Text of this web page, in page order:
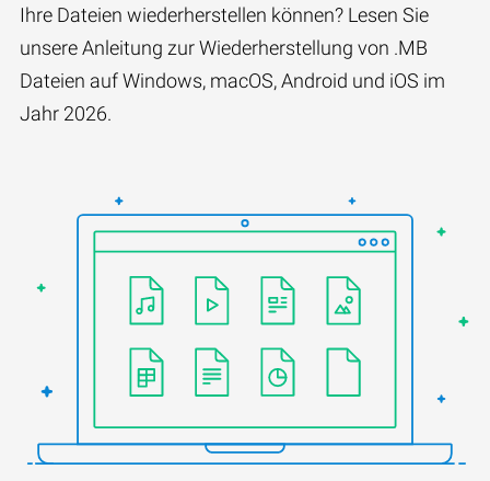
Ihre Dateien wiederherstellen können? Lesen Sie
unsere Anleitung zur Wiederherstellung von .MB
Dateien auf Windows, macOS, Android und iOS im
Jahr 2026.